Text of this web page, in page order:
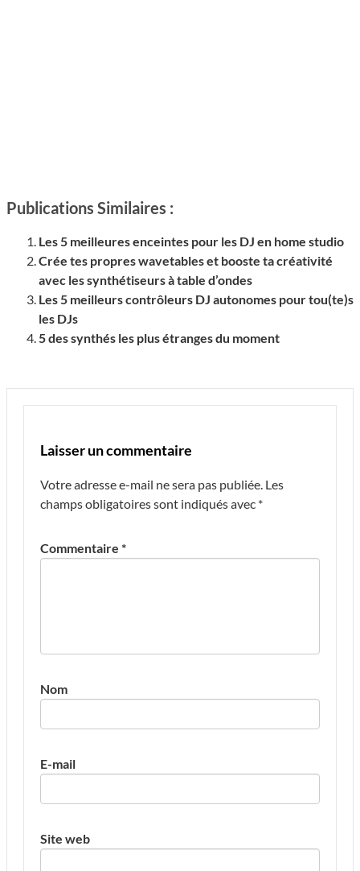
Publications Similaires :
Les 5 meilleures enceintes pour les DJ en home studio
Crée tes propres wavetables et booste ta créativité
avec les synthétiseurs à table d’ondes
Les 5 meilleurs contrôleurs DJ autonomes pour tou(te)s
les DJs
5 des synthés les plus étranges du moment
Laisser un commentaire
Votre adresse e-mail ne sera pas publiée. Les
champs obligatoires sont indiqués avec *
Commentaire *
Nom
E-mail
Site web